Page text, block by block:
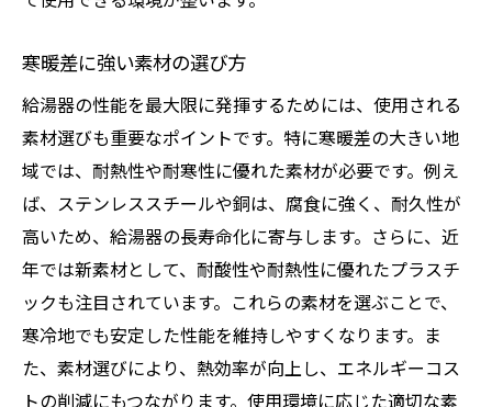
寒暖差に強い素材の選び方
給湯器の性能を最大限に発揮するためには、使用される
素材選びも重要なポイントです。特に寒暖差の大きい地
域では、耐熱性や耐寒性に優れた素材が必要です。例え
ば、ステンレススチールや銅は、腐食に強く、耐久性が
高いため、給湯器の長寿命化に寄与します。さらに、近
年では新素材として、耐酸性や耐熱性に優れたプラスチ
ックも注目されています。これらの素材を選ぶことで、
寒冷地でも安定した性能を維持しやすくなります。ま
た、素材選びにより、熱効率が向上し、エネルギーコス
トの削減にもつながります。使用環境に応じた適切な素